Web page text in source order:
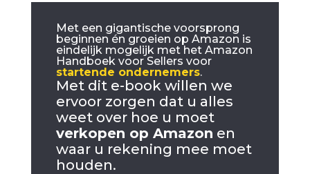
Met een gigantische voorsprong
beginnen én groeien op Amazon is
eindelijk mogelijk met het Amazon
Handboek voor Sellers voor
startende ondernemers.
Met dit e-book willen we
ervoor zorgen dat u alles
weet over hoe u moet
verkopen op Amazon en
waar u rekening mee moet
houden.